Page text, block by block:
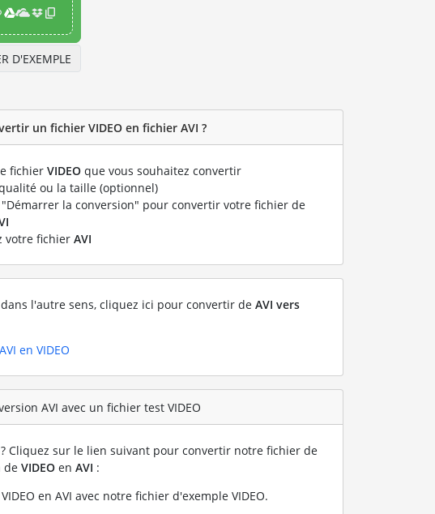
D'EXEMPLE
un fichier VIDEO en fichier AVI ?
fichier VIDEO que vous souhaitez convertir
ou la taille (optionnel)
la conversion" pour convertir votre fichier de
votre fichier AVI
l'autre sens, cliquez ici pour convertir de AVI vers
en VIDEO
AVI avec un fichier test VIDEO
? Cliquez sur le lien suivant pour convertir notre fichier de
de VIDEO en AVI :
en AVI avec notre fichier d'exemple VIDEO.